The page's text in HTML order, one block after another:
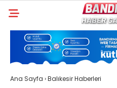
Ana Sayfa ›Balıkesir Haberleri